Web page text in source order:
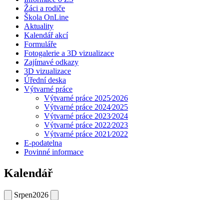
Žáci a rodiče
Škola OnLine
Aktuality
Kalendář akcí
Formuláře
Fotogalerie a 3D vizualizace
Zajímavé odkazy
3D vizualizace
Úřední deska
Výtvarné práce
Výtvarné práce 2025⁄2026
Výtvarné práce 2024⁄2025
Výtvarné práce 2023⁄2024
Výtvarné práce 2022⁄2023
Výtvarné práce 2021⁄2022
E-podatelna
Povinné informace
Kalendář
Srpen2026